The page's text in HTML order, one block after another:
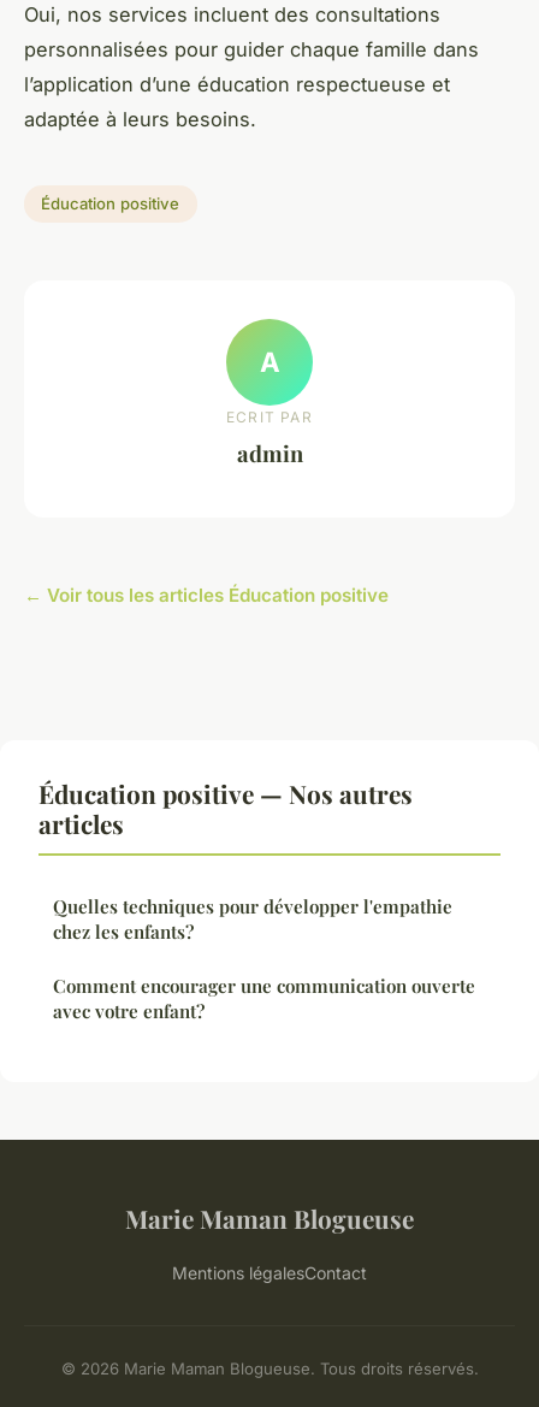
Oui, nos services incluent des consultations
personnalisées pour guider chaque famille dans
l’application d’une éducation respectueuse et
adaptée à leurs besoins.
Éducation positive
A
ECRIT PAR
admin
← Voir tous les articles Éducation positive
Éducation positive — Nos autres
articles
Quelles techniques pour développer l'empathie
chez les enfants?
Comment encourager une communication ouverte
avec votre enfant?
Marie Maman Blogueuse
Mentions légalesContact
© 2026 Marie Maman Blogueuse. Tous droits réservés.